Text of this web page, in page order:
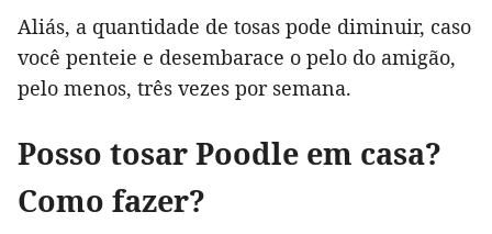
Aliás, a quantidade de tosas pode diminuir, caso
você penteie e desembarace o pelo do amigão,
pelo menos, três vezes por semana.
Posso tosar Poodle em casa?
Como fazer?